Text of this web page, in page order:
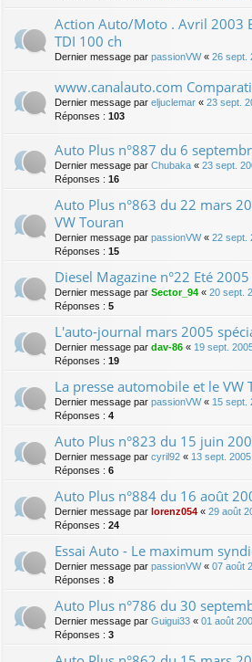
Action Auto/Moto . Avril 2003
TDI 100 ch
Dernier message par passionVW« 26 sept.
www.canalauto.com
Dernier message par eljuclemar « 23 sept.
Réponses : 103
Auto Plus n°887 du 6
Dernier message par Chubaka « 23 sept.
Réponses : 16
Auto Plus n°863 du 22 mars
VW Touran
Dernier message par passionVW« 22 sept.
Réponses : 15
Diesel Magazine n°22 Eté 2005
Dernier message par Sector_94 « 20 sept.
Réponses : 5
L'auto-journal mars 2005
Dernier message par dav-86 « 19 sept.
Réponses : 19
La presse automobile et le VW
Dernier message par passionVW« 15 sept.
Réponses : 4
Auto Plus n°823 du 15 juin
Dernier message par cyril92 « 13 sept.
Réponses : 6
Auto Plus n°884 du 16 août
Dernier message par lorenz054 « 29 août
Réponses : 24
Essai Auto - Le maximum
Dernier message par passionVW« 07 août
Réponses : 8
Auto Plus n°786 du 30
Dernier message par Guigui33 « 01 août
Réponses : 3